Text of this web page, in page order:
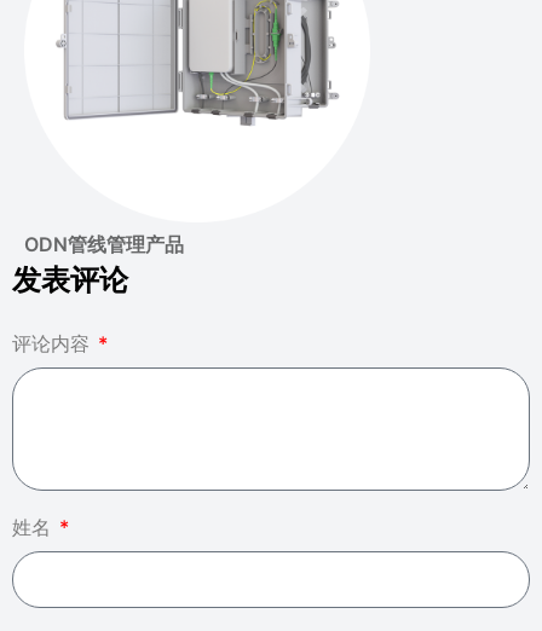
ODN管线管理产品
发表评论
评论内容
姓名